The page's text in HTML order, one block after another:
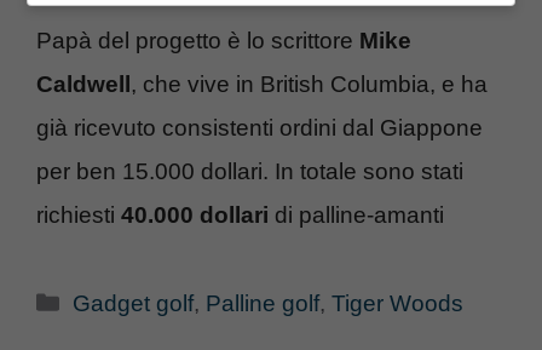
Papà del progetto è lo scrittore Mike
Caldwell, che vive in British Columbia, e ha
già ricevuto consistenti ordini dal Giappone
per ben 15.000 dollari. In totale sono stati
richiesti 40.000 dollari di palline-amanti
Categorie
Gadget golf, Palline golf,Tiger Woods